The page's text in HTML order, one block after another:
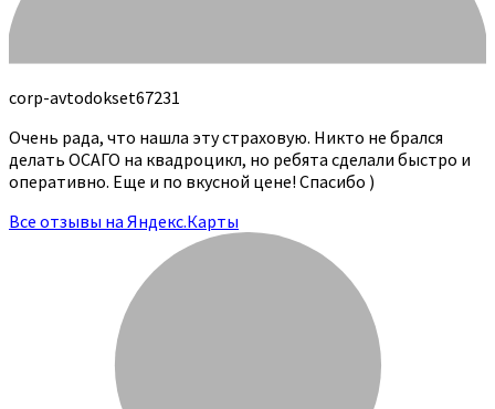
corp-avtodokset67231
Очень рада, что нашла эту страховую. Никто не брался
делать ОСАГО на квадроцикл, но ребята сделали быстро и
оперативно. Еще и по вкусной цене! Спасибо )
Все отзывы на Яндекс.Карты